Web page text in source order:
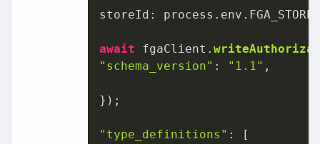
storeId : process. env .
await fgaClient.
"schema_version" : "1.1" ,
});
"type_definitions" : [